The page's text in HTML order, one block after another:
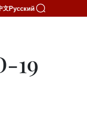
文Русский
19